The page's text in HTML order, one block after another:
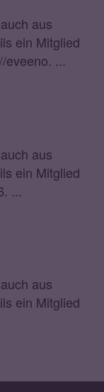
aus
ein Mitglied
eveeno. ...
aus
ein Mitglied
...
aus
ein Mitglied